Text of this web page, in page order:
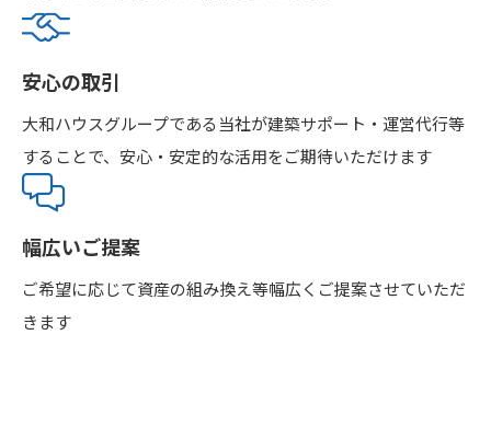
安心の取引
大和ハウスグループである当社が建築サポート・運営代行等
することで、安心・安定的な活用をご期待いただけます
幅広いご提案
ご希望に応じて資産の組み換え等幅広くご提案させていただ
きます